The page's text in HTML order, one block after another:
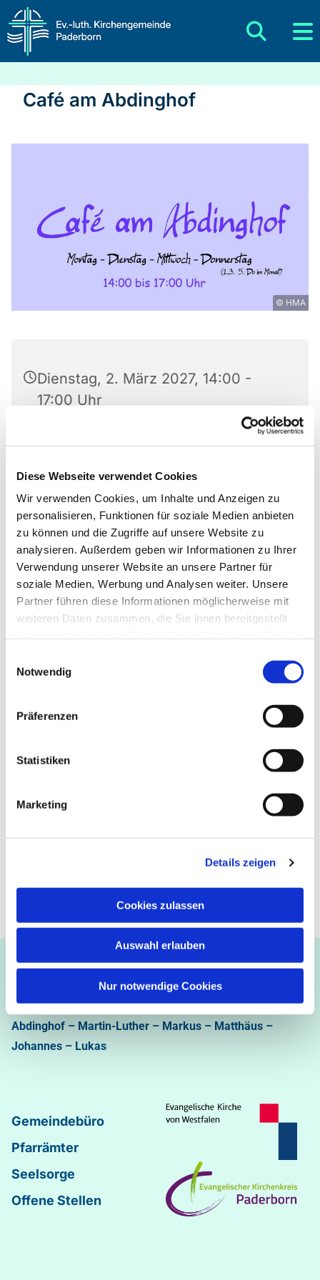
Diese Webseite verwendet Cookies
Wir verwenden Cookies, um Inhalte und Anzeigen zu
personalisieren, Funktionen für soziale Medien anbieten
zu können und die Zugriffe auf unsere Website zu
analysieren. Außerdem geben wir Informationen zu Ihrer
Verwendung unserer Website an unsere Partner für
soziale Medien, Werbung und Analysen weiter. Unsere
Partner führen diese Informationen möglicherweise mit
weiteren Daten zusammen, die Sie ihnen bereitgestellt
Notwendig
Präferenzen
Statistiken
Marketing
Details zeigen
Cookies zulassen
Auswahl erlauben
Nur notwendige Cookies
Café am Abdinghof
© HMA
Dienstag, 2. März 2027, 14:00 -
17:00 Uhr
Paul-Gerhardt-Haus, Am Abdinghof
Die Gemeinde am Abdinghof und die Diakonie
Paderborn-Höxter e.V. laden herzlich ein in das
Café Abdinghof – ein gemeinsamer Ort der
Begegnung, der sich insbesondere an ältere
Menschen richtet, aber allen Bürgerinnen und
Bürgern offensteht.
Ev.-luth. Kirchengemeinde Paderborn
Bastfelder Weg 30 - 33098 Paderborn
05251/5002-32 und 5002-33
Abdinghof – Martin-Luther – Markus – Matthäus –
Johannes – Lukas
Gemeindebüro
Pfarrämter
Seelsorge
Offene Stellen